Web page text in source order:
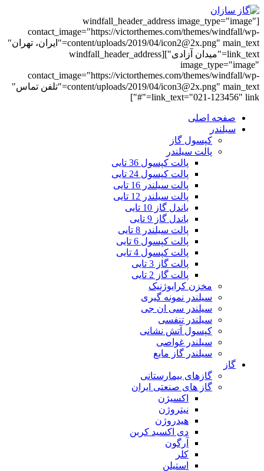
[windfall_header_address image_type="image"
contact_image="https://victorthemes.com/themes/windfall/wp-
content/uploads/2019/04/icon2@2x.png" main_text="ایران، تهران"
link_text="میدان آزادی"][windfall_header_address
image_type="image"
contact_image="https://victorthemes.com/themes/windfall/wp-
content/uploads/2019/04/icon3@2x.png" main_text="تلفن تماس"
link_text="021-123456" link="#"]
صفحه اصلی
سیلندر
کپسول گاز
پالت سیلندر
پالت کپسول 36 تایی
پالت کپسول 24 تایی
پالت سیلندر 16 تایی
پالت سیلندر 12 تایی
باندل گاز 10 تایی
باندل گاز 9 تایی
پالت سیلندر 8 تایی
پالت کپسول 6 تایی
پالت کپسول 4 تایی
پالت گاز 3 تایی
پالت گاز 2 تایی
مخزن کرایوژنیک
سیلندر نمونه گیری
سیلندر سی ان جی
سیلندر تنفسی
کپسول آتش نشانی
سیلندر غواصی
سیلندر گاز مایع
گاز
گازهای بیمارستانی
گاز های صنعتی ایران
اکسیژن
نیتروژن
هیدروژن
دی اکسید کربن
آرگون
کلر
استیلن